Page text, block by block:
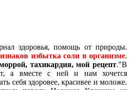
здоровья, помощь от природы.
избытка соли в организме.
тахикардия, мой рецепт. В
а вместе с ней и нам хочется
себя здоровее, красивее и моложе.